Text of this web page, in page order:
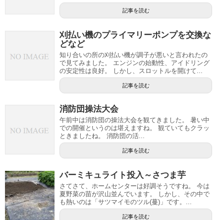
記事を読む
刈払い機のプライマリーポンプを交換な
どなど
知り合いの所の刈払い機が調子が悪いと言われたの
で見てみました。 エンジンの始動性、アイドリング
の安定性は良好。 しかし、スロットルを開けて...
記事を読む
消防団操法大会
午前中は消防団の操法大会を観てきました。 暑い中
での開催というのは堪えますね。 観ていてもクラッ
ときましたね。 消防団の活...
記事を読む
バーミキュライト投入～さつま芋
さてさて、ホームセンターは好調そうですね。 今は
夏野菜の苗が沢山並んでいます。 しかし、その中で
も熱いのは「サツマイモのツル(蔓)」です。...
記事を読む